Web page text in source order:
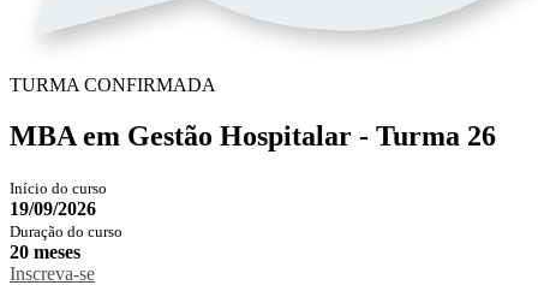
TURMA CONFIRMADA
MBA em Gestão Hospitalar - Turma 26
Início do curso
19/09/2026
Duração do curso
20 meses
Inscreva-se